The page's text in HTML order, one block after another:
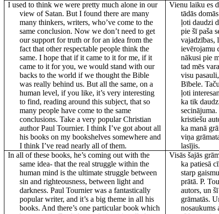
I used to think we were pretty much alone in our
view of Satan. But I found there are many
many thinkers, writers, who’ve come to the
same conclusion. Now we don’t need to get
our support for truth or for an idea from the
fact that other respectable people think the
same. I hope that if it came to it for me, if it
came to it for you, we would stand with our
backs to the world if we thought the Bible
was really behind us. But all the same, on a
human level, if you like, it’s very interesting
to find, reading around this subject, that so
many people have come to the same
conclusions. Take a very popular Christian
author Paul Tournier. I think I’ve got about all
his books on my bookshelves somewhere and
I think I’ve read nearly all of them.
Vienu laiku es
tādās
ļoti daudzi
pie šī paša
vajadzības,
ievērojamu
nākusi pie
tad mēs
visu
Bībele.
ļoti
ka tik
secinājuma.
kristiešu
ka manā
viņa
lasījis.
In all of these books, he’s coming out with the
same idea- that the real struggle within the
human mind is the ultimate struggle between
sin and righteousness, between light and
darkness. Paul Tournier was a fantastically
popular writer, and it’s a big theme in all his
books. And there’s one particular book which
Visās šajās
ka patiesā
starp
prātā. P.
autors, un
grāmatās.
nosaukums